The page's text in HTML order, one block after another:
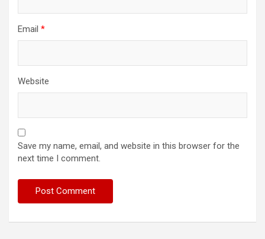
Email *
Website
Save my name, email, and website in this browser for the
next time I comment.